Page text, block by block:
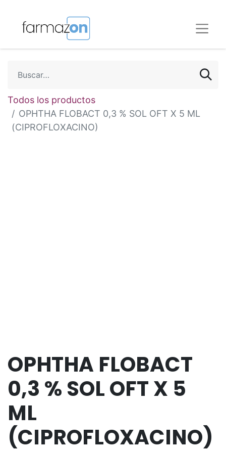
Todos los productos
OPHTHA FLOBACT 0,3 % SOL OFT X 5 ML
(CIPROFLOXACINO)
OPHTHA FLOBACT
0,3 % SOL OFT X 5
ML
(CIPROFLOXACINO)